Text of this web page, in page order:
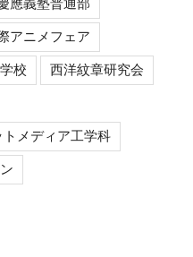
應義塾普通部
アニメフェア
校 西洋紋章研究会
メディア工学科